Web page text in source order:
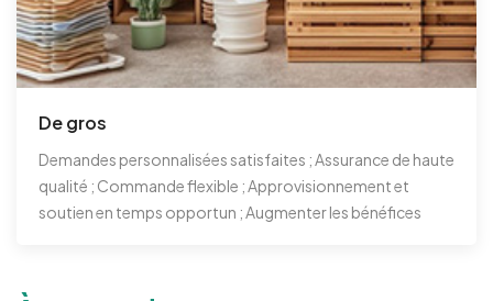
De gros
Demandes personnalisées satisfaites ; Assurance de haute
qualité ; Commande flexible ; Approvisionnement et
soutien en temps opportun ; Augmenter les bénéfices